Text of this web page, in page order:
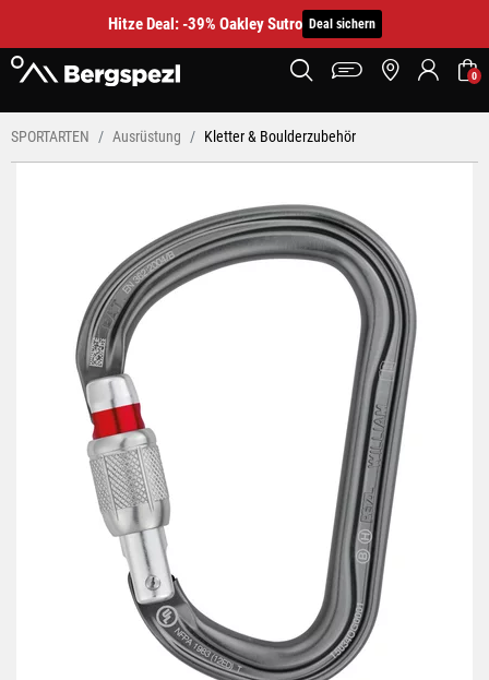
Hitze Deal: -39% Oakley Sutro Deal sichern
0
SPORTARTEN Ausrüstung Kletter & Boulderzubehör